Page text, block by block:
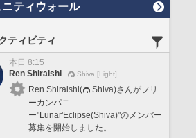
ニティウォール
ティビティ
本日 8:15
Ren Shiraishi
Shiva [Light]
Ren Shiraishi(
Shiva)さんがフリ
ーカンパニ
ー"Lunar'Eclipse(Shiva)"のメンバー
募集を開始しました。